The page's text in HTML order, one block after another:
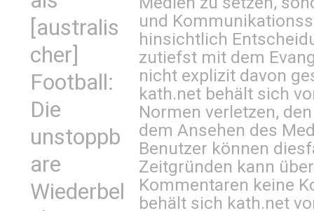
[australis
cher]
Football:
Die
unstoppb
are
Wiederbel
und
hinsichtlich
zutiefst mit dem
nicht explizit davon
kath.net behält sich
Normen verletzen,
dem Ansehen des
Benutzer können
Zeitgründen kann
Kommentaren keine
behält sich kath.net